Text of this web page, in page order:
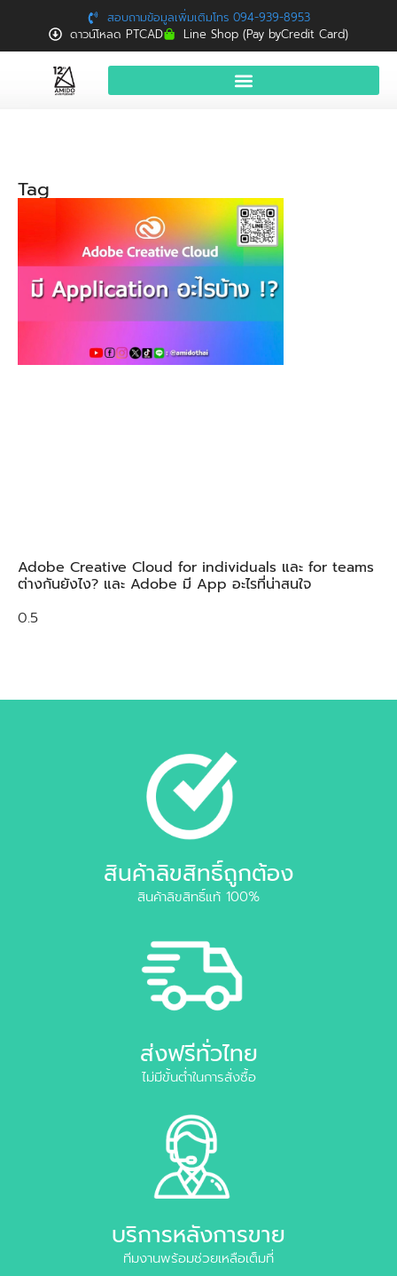
สอบถามข้อมูลเพิ่มเติมโทร 094-939-8953
ดาวน์โหลด PTCAD
Line Shop (Pay byCredit Card)
News
Download
ติดต่อเรา
Tag
Adobe Creative Cloud for individuals และ for teams
ต่างกันยังไง? และ Adobe มี App อะไรที่น่าสนใจ
สินค้าลิขสิทธิ์ถูกต้อง
สินค้าลิขสิทธิ์แท้ 100%
ส่งฟรีทั่วไทย
ไม่มีขั้นต่ำในการสั่งซื้อ
บริการหลังการขาย
ทีมงานพร้อมช่วยเหลือเต็มที่